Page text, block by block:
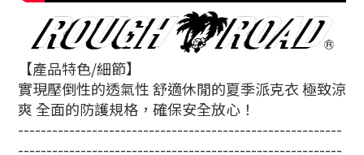
【產品特色/細節】
實現壓倒性的透氣性 舒適休閒的夏季派克衣 極致涼
爽 全面的防護規格，確保安全放心！
---------------------------------------------------------
---------------------------------------------------------